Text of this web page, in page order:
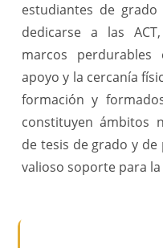
estudiantes de
dedicarse a las
marcos perdurables
apoyo y la cercanía
formación y
constituyen ámbitos
de tesis de grado y
valioso soporte para